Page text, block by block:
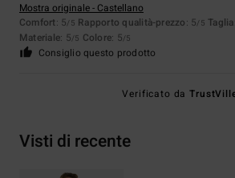
Mostra originale - Castellano
Comfort: 5/5 Rapporto qualità-prezzo: 5/5 Taglia
Materiale: 5/5 Colore: 5/5
Consiglio questo prodotto
Verificato da
Visti di recente